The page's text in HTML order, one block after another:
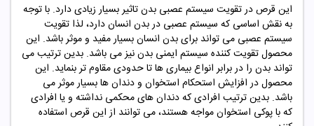
این قرص در تقویت سیستم عصبی بدن تاثیر بسیار زیادی دارد. با توجه
به نقش اساسی که سیستم عصبی در بدن انسان دارد، لذا تقویت
سیستم عصبی می تواند برای بدن انسان بسیار مفید و موثر باشد. این
محصول تقویت کننده سیستم ایمنی بدن نیز می باشد. بدین ترتیب می
تواند بدن را در برابر انواع بیماری ها تا حدودی مقاوم تر بنماید. این
محصول در افزایش استحکام استخوان و دندان ها بسیار موثر می
باشد. بدین ترتیب افرادی که دندان های محکمی نداشته و یا افرادی
که با پوکی استخوان مواجه هستند، می توانند از این قرص استفاده